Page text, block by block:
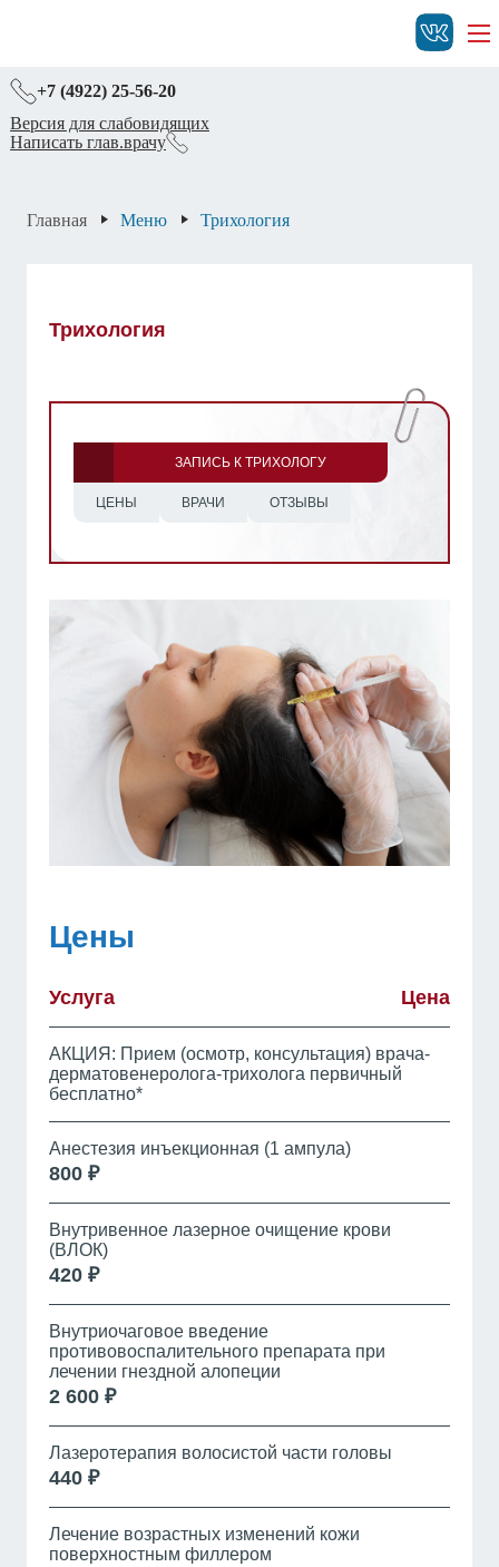
+7 (4922) 25-56-20
Версия для слабовидящих
Написать глав.врачу
Главная Меню Трихология
Трихология
ЗАПИСЬ К ТРИХОЛОГУ
ЦЕНЫ ВРАЧИ ОТЗЫВЫ
Цены
Услуга Цена
АКЦИЯ: Прием (осмотр, консультация) врача-
дерматовенеролога-трихолога первичный
бесплатно*
Анестезия инъекционная (1 ампула)
800 ₽
Внутривенное лазерное очищение крови
(ВЛОК)
420 ₽
Внутриочаговое введение
противовоспалительного препарата при
лечении гнездной алопеции
2 600 ₽
Лазеротерапия волосистой части головы
440 ₽
Лечение возрастных изменений кожи
поверхностным филлером